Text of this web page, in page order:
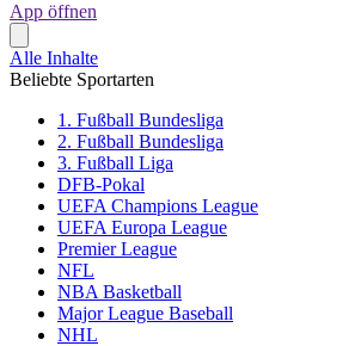
App öffnen
Alle Inhalte
Beliebte Sportarten
1. Fußball Bundesliga
2. Fußball Bundesliga
3. Fußball Liga
DFB-Pokal
UEFA Champions League
UEFA Europa League
Premier League
NFL
NBA Basketball
Major League Baseball
NHL